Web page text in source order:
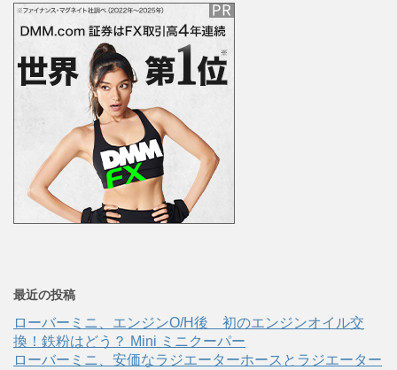
最近の投稿
ローバーミニ、エンジンO/H後 初のエンジンオイル交
換！鉄粉はどう？ Mini ミニクーパー
ローバーミニ、安価なラジエーターホースとラジエーター